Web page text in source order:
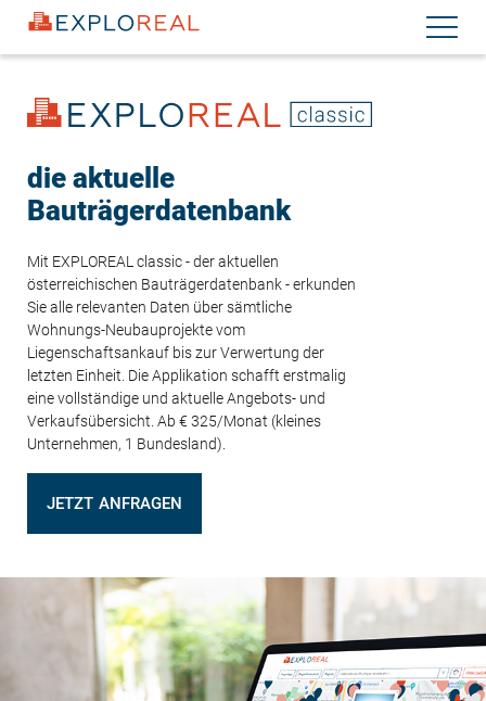
Direkt
zum
Inhalt
die aktuelle
Bauträgerdatenbank
Mit EXPLOREAL classic - der aktuellen
österreichischen Bauträgerdatenbank - erkunden
Sie alle relevanten Daten über sämtliche
Wohnungs-Neubauprojekte vom
Liegenschaftsankauf bis zur Verwertung der
letzten Einheit. Die Applikation schafft erstmalig
eine vollständige und aktuelle Angebots- und
Verkaufsübersicht. Ab € 325/Monat (kleines
Unternehmen, 1 Bundesland).
JETZT ANFRAGEN